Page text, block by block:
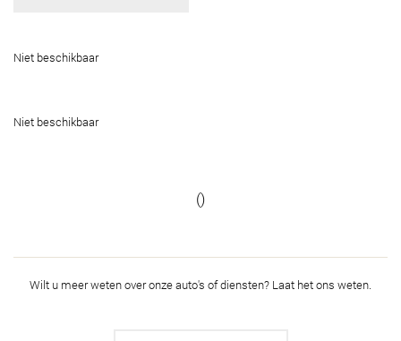
Niet beschikbaar
Niet beschikbaar
()
Wilt u meer weten over onze auto's of diensten? Laat het ons weten.